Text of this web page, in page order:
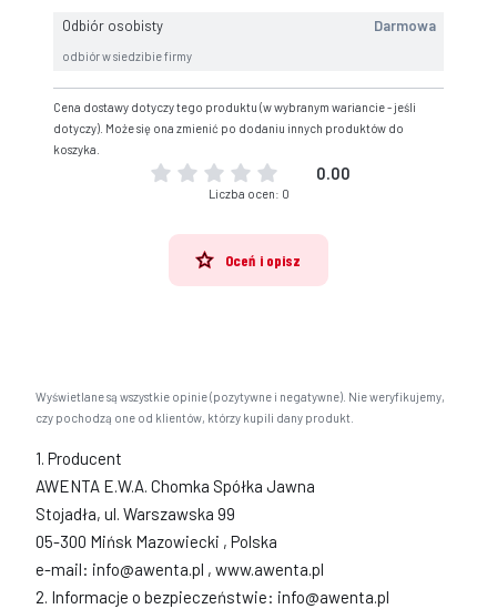
Odbiór osobisty Darmowa
odbiór w siedzibie firmy
Cena dostawy dotyczy tego produktu (w wybranym wariancie - jeśli
dotyczy). Może się ona zmienić po dodaniu innych produktów do
koszyka.
0.00
Liczba ocen: 0
Oceń i opisz
Wyświetlane są wszystkie opinie (pozytywne i negatywne). Nie weryfikujemy,
czy pochodzą one od klientów, którzy kupili dany produkt.
1. Producent
AWENTA E.W.A. Chomka Spółka Jawna
Stojadła, ul. Warszawska 99
05-300 Mińsk Mazowiecki , Polska
e-mail: info@awenta.pl , www.awenta.pl
2. Informacje o bezpieczeństwie: info@awenta.pl